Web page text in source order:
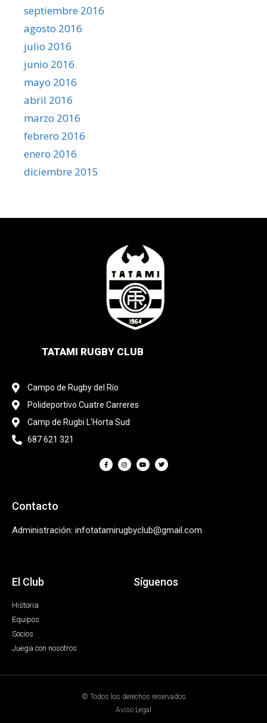
septiembre 2016
agosto 2016
julio 2016
junio 2016
mayo 2016
abril 2016
marzo 2016
febrero 2016
enero 2016
diciembre 2015
TATAMI RUGBY CLUB
Campo de Rugby del Río
Polideportivo Cuatre Carreres
Camp de Rugbi L'Horta Sud
687 621 321
Contacto
Administración: infotatamirugbyclub@gmail.com
El Club
Historia
Equipos
Socios
Juega con nosotros
Síguenos
© Todos los derechos reservados
Aviso Legal